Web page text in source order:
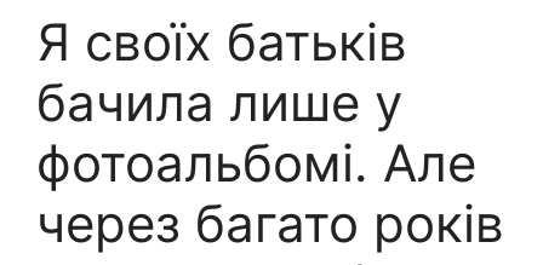
Я своїх батьків
бачила лише у
фотоальбомі. Але
через багато років